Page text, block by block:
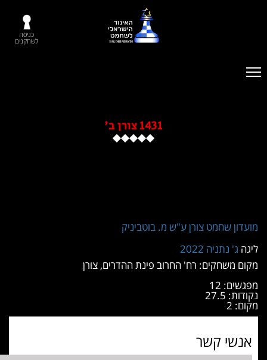
שחמט צורן ע"ש מ. בוטביניק
2022
רח' החרוב פינת ההדרים, צורן
12
קשר